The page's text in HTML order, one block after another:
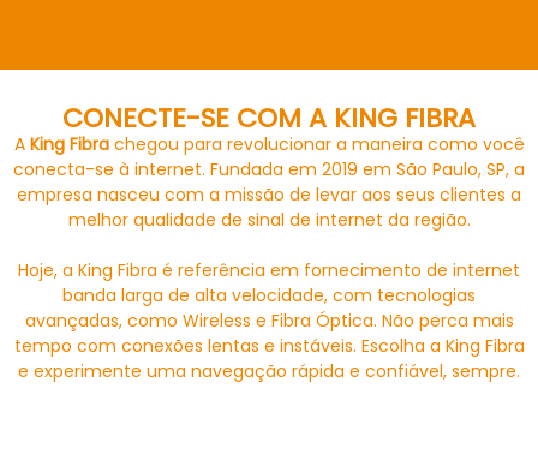
CONECTE-SE COM A KING FIBRA
A King Fibrachegou para revolucionar a maneira como você
conecta-se à internet. Fundada em 2019 em São Paulo, SP, a
empresa nasceu com a missão de levar aos seus clientes a
melhor qualidade de sinal de internet da região.
Hoje, a King Fibra é referência em fornecimento de internet
banda larga de alta velocidade, com tecnologias
avançadas, como Wireless e Fibra Óptica. Não perca mais
tempo com conexões lentas e instáveis. Escolha a King Fibra
e experimente uma navegação rápida e confiável, sempre.